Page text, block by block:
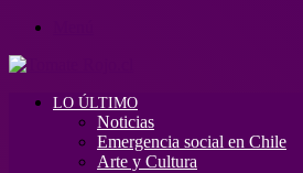
LO ÚLTIMO
Noticias
Emergencia social en Chile
Arte y Cultura